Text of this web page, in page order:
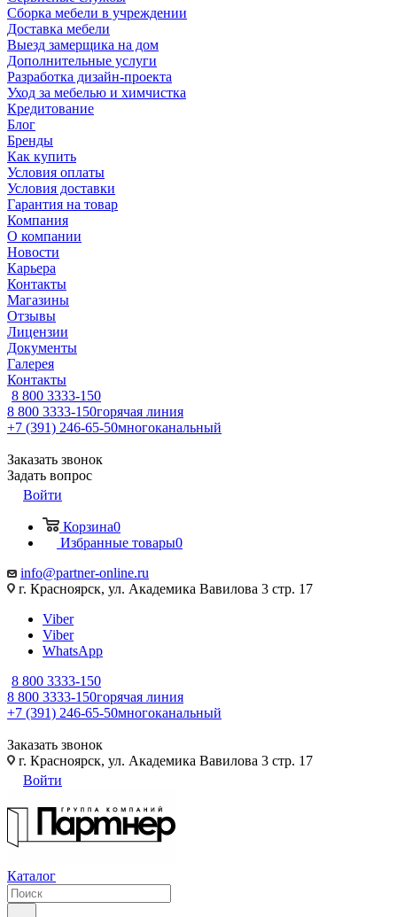
Сборка мебели в учреждении
Доставка мебели
Выезд замерщика на дом
Дополнительные услуги
Разработка дизайн-проекта
Уход за мебелью и химчистка
Кредитование
Блог
Бренды
Как купить
Условия оплаты
Условия доставки
Гарантия на товар
Компания
О компании
Новости
Карьера
Контакты
Магазины
Отзывы
Лицензии
Документы
Галерея
Контакты
8 800 3333-150
8 800 3333-150горячая линия
+7 (391) 246-65-50многоканальный
Заказать звонок
Задать вопрос
Войти
Корзина0
Избранные товары0
info@partner-online.ru
г. Красноярск, ул. Академика Вавилова 3 стр. 17
Viber
Viber
WhatsApp
8 800 3333-150
8 800 3333-150горячая линия
+7 (391) 246-65-50многоканальный
Заказать звонок
г. Красноярск, ул. Академика Вавилова 3 стр. 17
Войти
Каталог